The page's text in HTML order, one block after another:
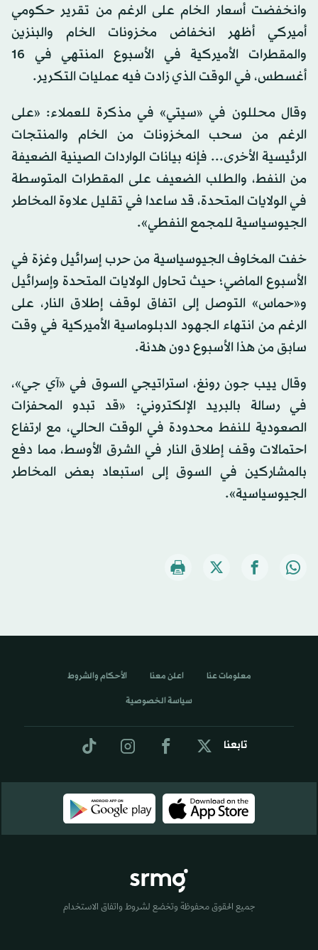
وانخفضت أسعار الخام على الرغم من تقرير حكومي
أميركي أظهر انخفاض مخزونات الخام والبنزين
والمقطرات الأميركية في الأسبوع المنتهي في 16
أغسطس، في الوقت الذي زادت فيه عمليات التكرير.
وقال محللون في «سيتي» في مذكرة للعملاء: «على
الرغم من سحب المخزونات من الخام والمنتجات
الرئيسية الأخرى... فإنه بيانات الواردات الصينية الضعيفة
من النفط، والطلب الضعيف على المقطرات المتوسطة
في الولايات المتحدة، قد ساعدا في تقليل علاوة المخاطر
الجيوسياسية للمجمع النفطي».
خفت المخاوف الجيوسياسية من حرب إسرائيل وغزة في
الأسبوع الماضي؛ حيث تحاول الولايات المتحدة وإسرائيل
و«حماس» التوصل إلى اتفاق لوقف إطلاق النار، على
الرغم من انتهاء الجهود الدبلوماسية الأميركية في وقت
سابق من هذا الأسبوع دون هدنة.
وقال ييب جون رونغ، استراتيجي السوق في «آي جي»،
في رسالة بالبريد الإلكتروني: «قد تبدو المحفزات
الصعودية للنفط محدودة في الوقت الحالي، مع ارتفاع
احتمالات وقف إطلاق النار في الشرق الأوسط، مما دفع
بالمشاركين في السوق إلى استبعاد بعض المخاطر
الجيوسياسية».
تابعنا
معلومات عنا اعلن معنا الأحكام والشروط
سياسة الخصوصية
جميع الحقوق محفوظة وتخضع لشروط واتفاق الاستخدام